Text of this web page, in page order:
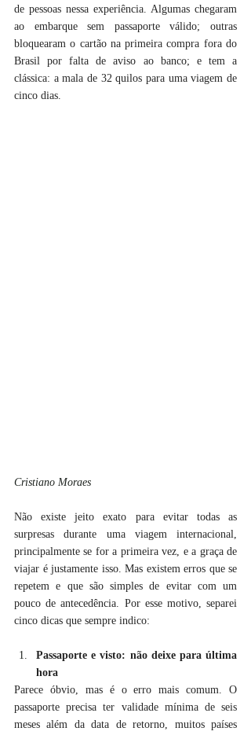
de pessoas nessa experiência. Algumas chegaram
ao embarque sem passaporte válido; outras
bloquearam o cartão na primeira compra fora do
Brasil por falta de aviso ao banco; e tem a
clássica: a mala de 32 quilos para uma viagem de
cinco dias.
Cristiano Moraes
Não existe jeito exato para evitar todas as
surpresas durante uma viagem internacional,
principalmente se for a primeira vez, e a graça de
viajar é justamente isso. Mas existem erros que se
repetem e que são simples de evitar com um
pouco de antecedência. Por esse motivo, separei
cinco dicas que sempre indico:
Passaporte e visto: não deixe para última
hora
Parece óbvio, mas é o erro mais comum. O
passaporte precisa ter validade mínima de seis
meses além da data de retorno, muitos países